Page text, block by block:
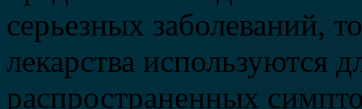
серьезных заболеваний,
лекарства используются
распространенных